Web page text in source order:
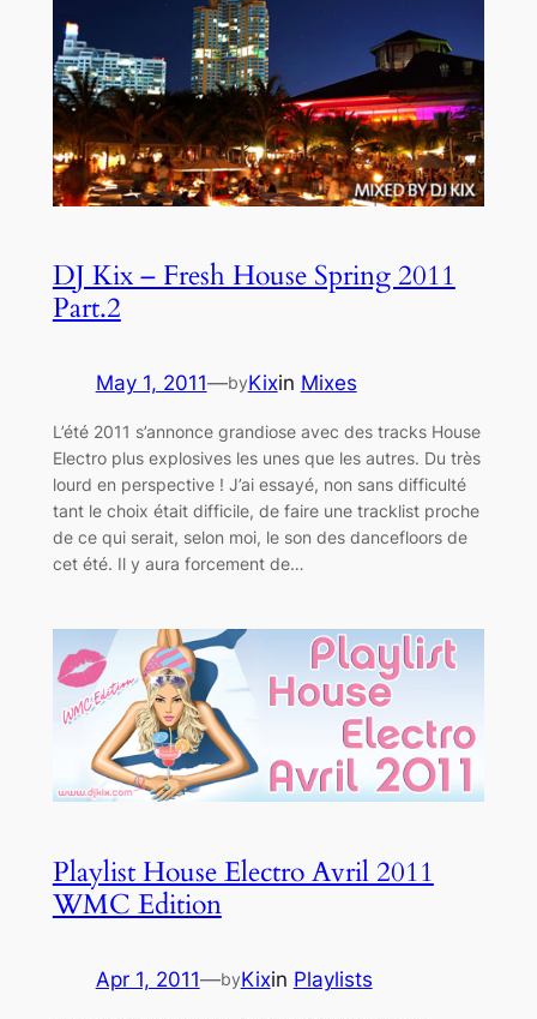
DJ Kix – Fresh House Spring 2011
Part.2
May 1, 2011—byKixin Mixes
L’été 2011 s’annonce grandiose avec des tracks House
Electro plus explosives les unes que les autres. Du très
lourd en perspective ! J’ai essayé, non sans difficulté
tant le choix était difficile, de faire une tracklist proche
de ce qui serait, selon moi, le son des dancefloors de
cet été. Il y aura forcement de…
Playlist House Electro Avril 2011
WMC Edition
Apr 1, 2011—byKixin Playlists